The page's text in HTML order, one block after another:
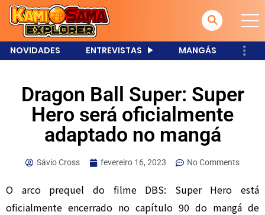
NOVIDADES ENTREVISTAS MANGÁS
Dragon Ball Super: Super
Hero será oficialmente
adaptado no mangá
Sávio Cross fevereiro 16, 2023 No Comments
O arco prequel do filme DBS: Super Hero está
oficialmente encerrado no capítulo 90 do mangá de